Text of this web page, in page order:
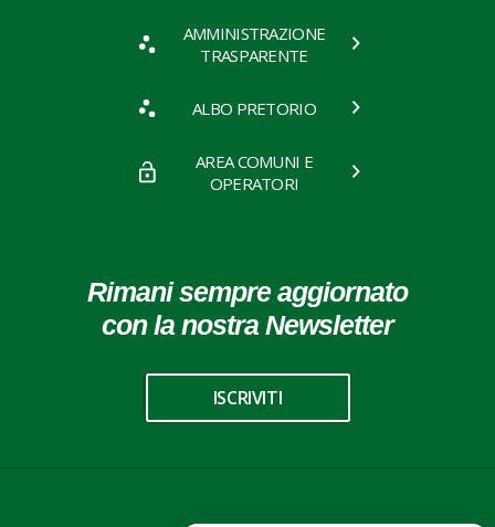
AMMINISTRAZIONE
TRASPARENTE
ALBO PRETORIO
AREA COMUNI E
OPERATORI
Rimani sempre aggiornato
con la nostra Newsletter
ISCRIVITI